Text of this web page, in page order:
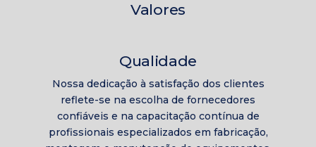
Valores
Qualidade
Nossa dedicação à satisfação dos clientes
reflete-se na escolha de fornecedores
confiáveis e na capacitação contínua de
profissionais especializados em fabricação,